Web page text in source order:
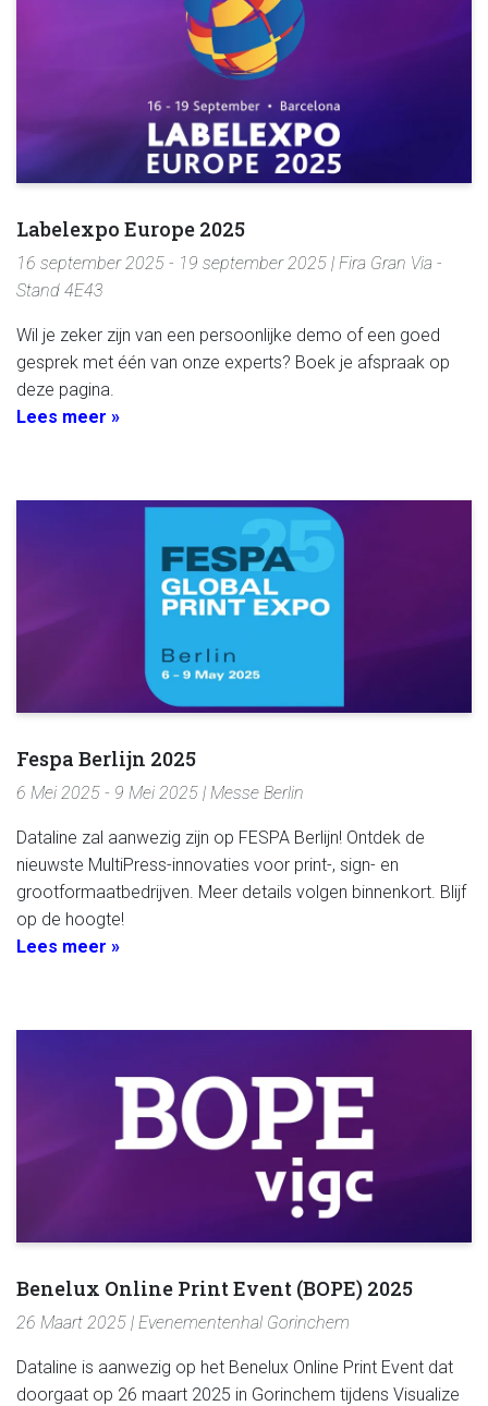
Labelexpo Europe 2025
16 september 2025 - 19 september 2025 | Fira Gran Via -
Stand 4E43
Wil je zeker zijn van een persoonlijke demo of een goed
gesprek met één van onze experts? Boek je afspraak op
deze pagina.
Lees meer »
Fespa Berlijn 2025
6 Mei 2025 - 9 Mei 2025 | Messe Berlin
Dataline zal aanwezig zijn op FESPA Berlijn! Ontdek de
nieuwste MultiPress-innovaties voor print-, sign- en
grootformaatbedrijven. Meer details volgen binnenkort. Blijf
op de hoogte!
Lees meer »
Benelux Online Print Event (BOPE) 2025
26 Maart 2025 | Evenementenhal Gorinchem
Dataline is aanwezig op het Benelux Online Print Event dat
doorgaat op 26 maart 2025 in Gorinchem tijdens Visualize